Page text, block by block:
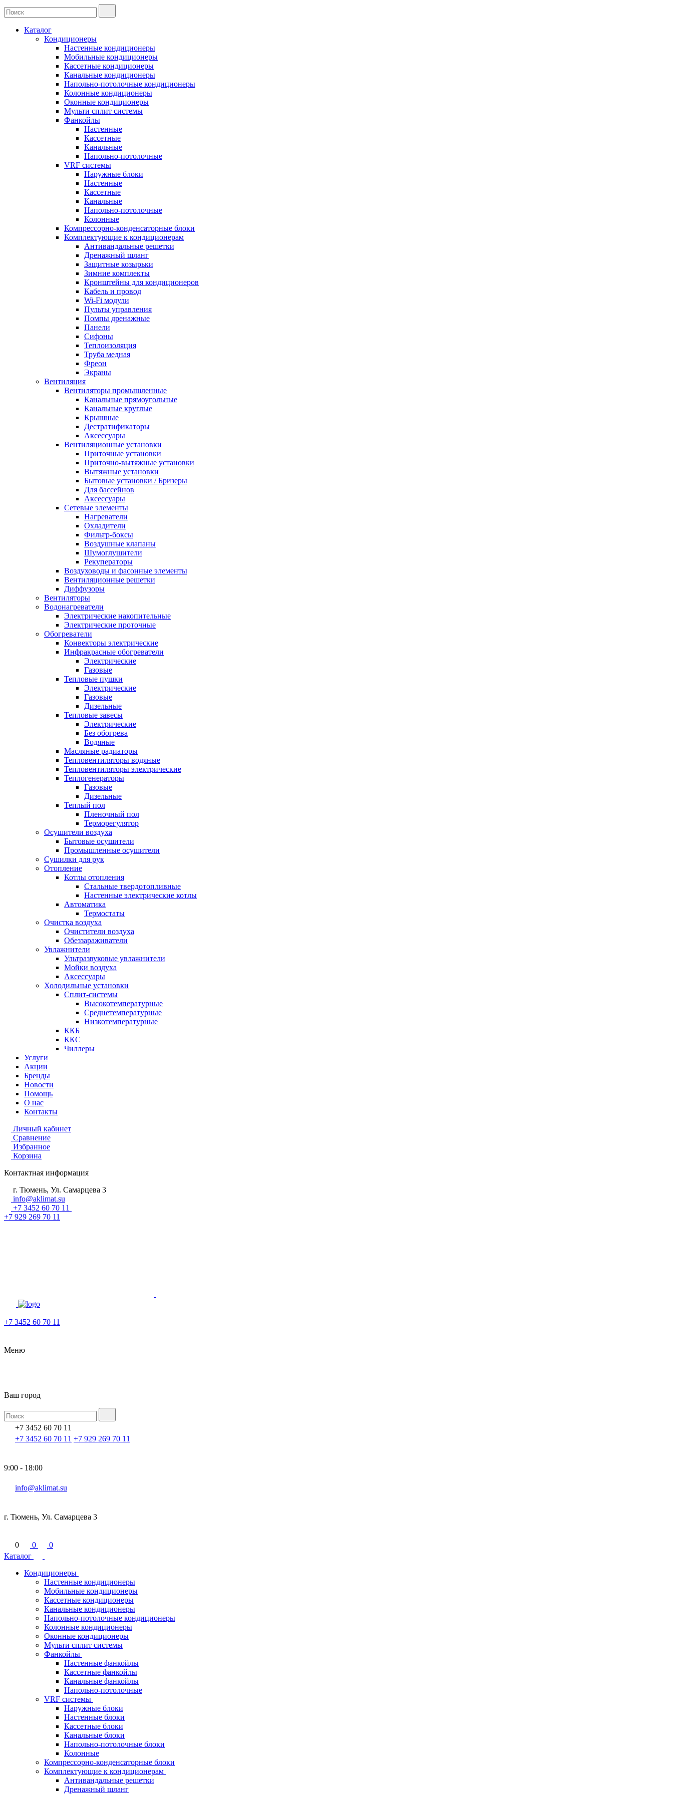
Каталог
Кондиционеры
Настенные кондиционеры
Мобильные кондиционеры
Кассетные кондиционеры
Канальные кондиционеры
Напольно-потолочные кондиционеры
Колонные кондиционеры
Оконные кондиционеры
Мульти сплит системы
Фанкойлы
Настенные
Кассетные
Канальные
Напольно-потолочные
VRF системы
Наружные блоки
Настенные
Кассетные
Канальные
Напольно-потолочные
Колонные
Компрессорно-конденсаторные блоки
Комплектующие к кондиционерам
Антивандальные решетки
Дренажный шланг
Защитные козырьки
Зимние комплекты
Кронштейны для кондиционеров
Кабель и провод
Wi-Fi модули
Пульты управления
Помпы дренажные
Панели
Сифоны
Теплоизоляция
Труба медная
Фреон
Экраны
Вентиляция
Вентиляторы промышленные
Канальные прямоугольные
Канальные круглые
Крышные
Дестратификаторы
Аксессуары
Вентиляционные установки
Приточные установки
Приточно-вытяжные установки
Вытяжные установки
Бытовые установки / Бризеры
Для бассейнов
Аксессуары
Сетевые элементы
Нагреватели
Охладители
Фильтр-боксы
Воздушные клапаны
Шумоглушители
Рекуператоры
Воздуховоды и фасонные элементы
Вентиляционные решетки
Диффузоры
Вентиляторы
Водонагреватели
Электрические накопительные
Электрические проточные
Обогреватели
Конвекторы электрические
Инфракрасные обогреватели
Электрические
Газовые
Тепловые пушки
Электрические
Газовые
Дизельные
Тепловые завесы
Электрические
Без обогрева
Водяные
Масляные радиаторы
Тепловентиляторы водяные
Тепловентиляторы электрические
Теплогенераторы
Газовые
Дизельные
Теплый пол
Пленочный пол
Терморегулятор
Осушители воздуха
Бытовые осушители
Промышленные осушители
Сушилки для рук
Отопление
Котлы отопления
Стальные твердотопливные
Настенные электрические котлы
Автоматика
Термостаты
Очистка воздуха
Очистители воздуха
Обеззараживатели
Увлажнители
Ультразвуковые увлажнители
Мойки воздуха
Аксессуары
Холодильные установки
Сплит-системы
Высокотемпературные
Среднетемпературные
Низкотемпературные
ККБ
ККС
Чиллеры
Услуги
Акции
Бренды
Новости
Помощь
О нас
Контакты
Личный кабинет
Сравнение
Избранное
Корзина
Контактная информация
г. Тюмень, Ул. Самарцева 3
info@aklimat.su
+7 3452 60 70 11
+7 929 269 70 11
+7 3452 60 70 11
Меню
Ваш город
+7 3452 60 70 11
+7 3452 60 70 11 +7 929 269 70 11
9:00 - 18:00
info@aklimat.su
г. Тюмень, Ул. Самарцева 3
0 0
0
Каталог
Кондиционеры
Настенные кондиционеры
Мобильные кондиционеры
Кассетные кондиционеры
Канальные кондиционеры
Напольно-потолочные кондиционеры
Колонные кондиционеры
Оконные кондиционеры
Мульти сплит системы
Фанкойлы
Настенные фанкойлы
Кассетные фанкойлы
Канальные фанкойлы
Напольно-потолочные
VRF системы
Наружные блоки
Настенные блоки
Кассетные блоки
Канальные блоки
Напольно-потолочные блоки
Колонные
Компрессорно-конденсаторные блоки
Комплектующие к кондиционерам
Антивандальные решетки
Дренажный шланг